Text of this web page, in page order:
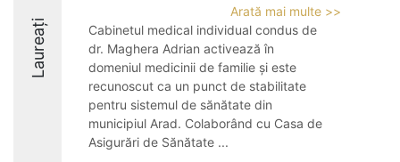
Laureați
Arată mai multe >>
Cabinetul medical individual condus de
dr. Maghera Adrian activează în
domeniul medicinii de familie și este
recunoscut ca un punct de stabilitate
pentru sistemul de sănătate din
municipiul Arad. Colaborând cu Casa de
Asigurări de Sănătate ...